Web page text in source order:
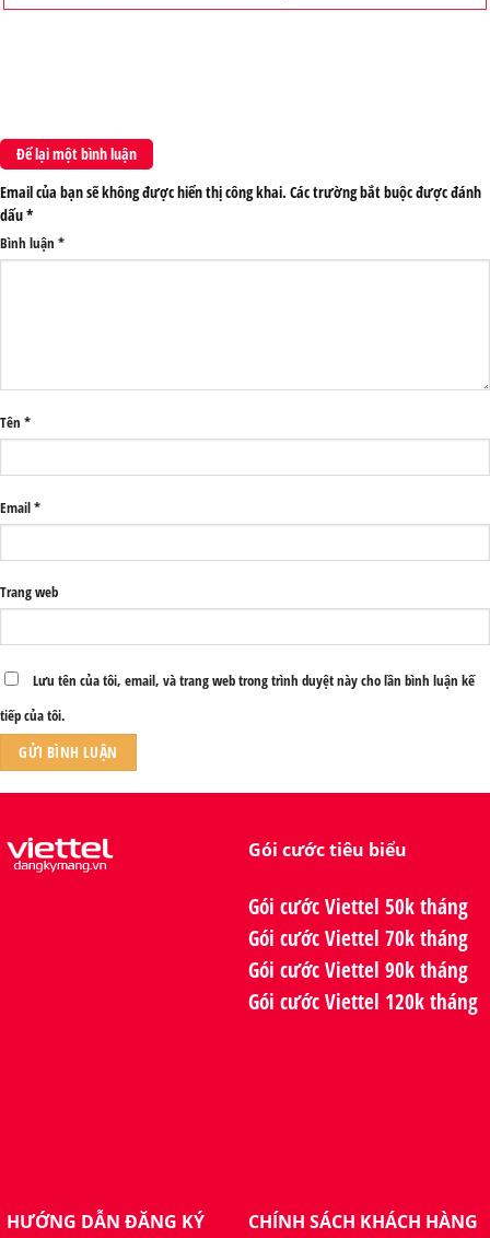
Để lại một bình luận
Email của bạn sẽ không được hiển thị công khai. Các trường bắt buộc được đánh
dấu*
Bình luận *
Tên *
Email*
Trang web
Lưu tên của tôi, email, và trang web trong trình duyệt này cho lần bình luận kế
tiếp của tôi.
Gói cước tiêu biểu
Gói cước Viettel 50k tháng
Gói cước Viettel 70k tháng
Gói cước Viettel 90k tháng
Gói cước Viettel 120k tháng
HƯỚNG DẪN ĐĂNG KÝ CHÍNH SÁCH KHÁCH HÀNG